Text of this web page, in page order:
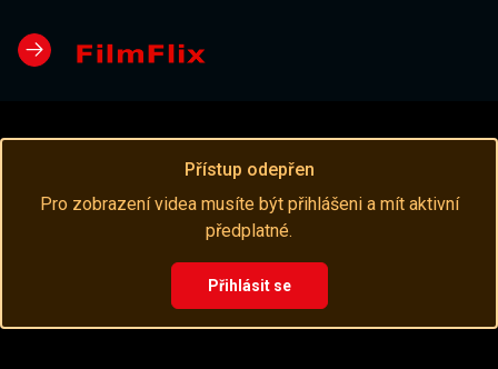
Přístup odepřen
Pro zobrazení videa musíte být přihlášeni a mít aktivní
předplatné.
Přihlásit se